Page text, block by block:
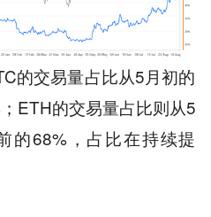
的交易量占比从5月初的
ETH的交易量占比则从5
的68%，占比在持续提